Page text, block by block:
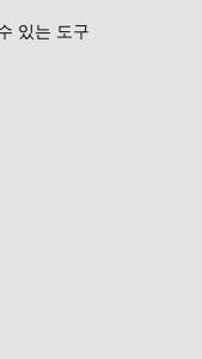
있는 도구